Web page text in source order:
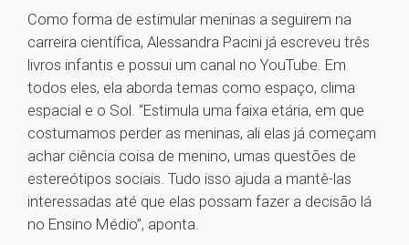
Como forma de estimular meninas a seguirem na
carreira científica, Alessandra Pacini já escreveu três
livros infantis e possui um canal no YouTube. Em
todos eles, ela aborda temas como espaço, clima
espacial e o Sol. “Estimula uma faixa etária, em que
costumamos perder as meninas, ali elas já começam
achar ciência coisa de menino, umas questões de
estereótipos sociais. Tudo isso ajuda a mantê-las
interessadas até que elas possam fazer a decisão lá
no Ensino Médio”, aponta.